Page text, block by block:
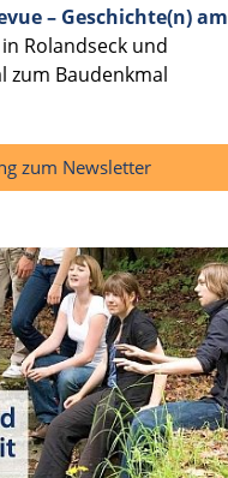
– Geschichte(n) am
Rolandseck und
Baudenkmal
zum Newsletter